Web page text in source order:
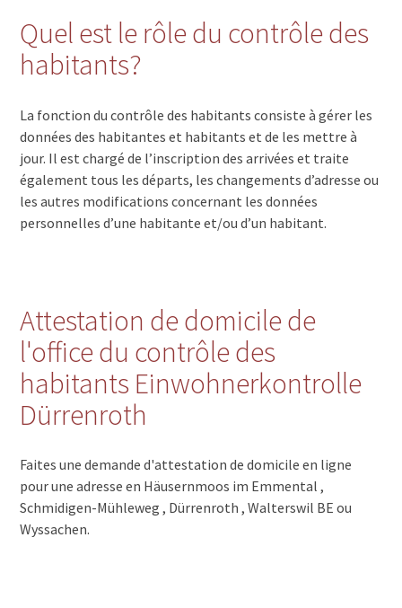
Quel est le rôle du contrôle des
habitants?
La fonction du contrôle des habitants consiste à gérer les
données des habitantes et habitants et de les mettre à
jour. Il est chargé de l’inscription des arrivées et traite
également tous les départs, les changements d’adresse ou
les autres modifications concernant les données
personnelles d’une habitante et/ou d’un habitant.
Attestation de domicile de
l'office du contrôle des
habitants Einwohnerkontrolle
Dürrenroth
Faites une demande d'attestation de domicile en ligne
pour une adresse en Häusernmoos im Emmental ,
Schmidigen-Mühleweg , Dürrenroth , Walterswil BE ou
Wyssachen.